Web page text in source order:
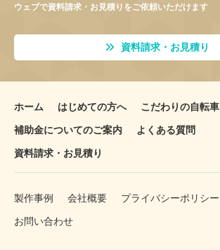
ウェブで資料請求・お見積りをご依頼いただけます
資料請求・お見積り
ホーム はじめての方へ こだわりの自転車
補助金についてのご案内 よくある質問
資料請求・お見積り
製作事例 会社概要 プライバシーポリシー
お問い合わせ